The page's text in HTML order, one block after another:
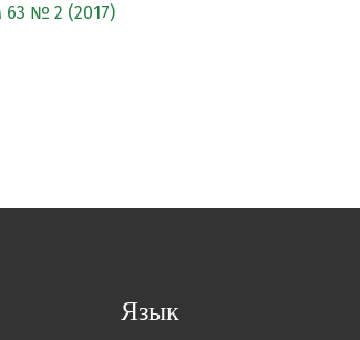
63 № 2 (2017)
Язык